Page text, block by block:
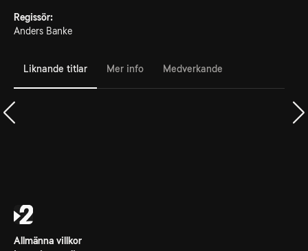
Regissör:
Anders Banke
Liknande titlar Mer info Medverkande
Allmänna villkor